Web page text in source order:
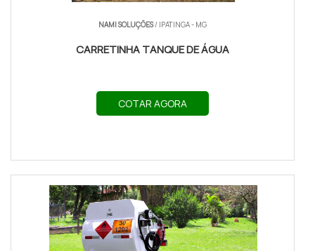
Reboque compacto e versátil, o reboque
carretinha para carros combina facilidade de
carga sem sacrificar dirigibilidade nem consumo.
Estruturalmente simples, a carretinha apresenta
chassi em aço ou alumínio, piso ripado ou chapa, e
opções de eixos simples ou duplos. Esses
componentes determinam capacidade (300–1.500
kg), centro de gravidade e consumo adicional no
NAMI SOLUÇÕES/ IPATINGA - MG
CARRETINHA TANQUE DE ÁGUA
COTAR AGORA